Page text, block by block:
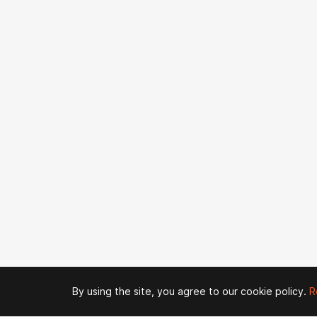
By using the site, you agree to our cookie policy.